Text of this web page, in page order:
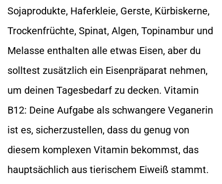
Sojaprodukte, Haferkleie, Gerste, Kürbiskerne,
Trockenfrüchte, Spinat, Algen, Topinambur und
Melasse enthalten alle etwas Eisen, aber du
solltest zusätzlich ein Eisenpräparat nehmen,
um deinen Tagesbedarf zu decken. Vitamin
B12: Deine Aufgabe als schwangere Veganerin
ist es, sicherzustellen, dass du genug von
diesem komplexen Vitamin bekommst, das
hauptsächlich aus tierischem Eiweiß stammt.